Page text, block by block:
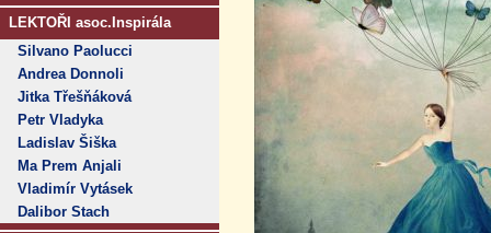
LEKTOŘI asoc.Inspirála
Silvano Paolucci
Andrea Donnoli
Jitka Třešňáková
Petr Vladyka
Ladislav Šiška
Ma Prem Anjali
Vladimír Vytásek
Dalibor Stach